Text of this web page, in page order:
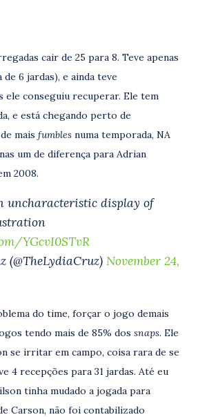
cair de 25 para 8. Teve apenas
de 6 jardas), e ainda teve
ele conseguiu recuperar. Ele tem
e está chegando perto de
mais fumbles numa temporada, NA
um de diferença para Adrian
2008.
uncharacteristic display of
YGcvI0STvR
(@TheLydiaCruz) November 24,
do time, forçar o jogo demais
tendo mais de 85% dos snaps. Ele
se irritar em campo, coisa rara de se
4 recepções para 31 jardas. Até eu
tinha mudado a jogada para
Carson, não foi contabilizado